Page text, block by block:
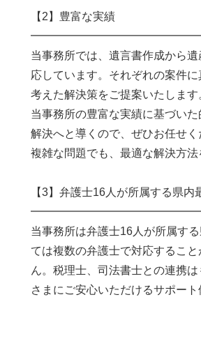
【2】豊富な実績
当事務所では、遺言書作成から
応しています。それぞれの案件
考えた解決策をご提案いたしま
当事務所の豊富な実績に基づい
解決へと導くので、ぜひお任せ
複雑な問題でも、最適な解決方法
【3】弁護士16人が所属する県内
当事務所は弁護士16人が所属す
ては複数の弁護士で対応するこ
ん。税理士、司法書士との連携
さまにご安心いただけるサポー